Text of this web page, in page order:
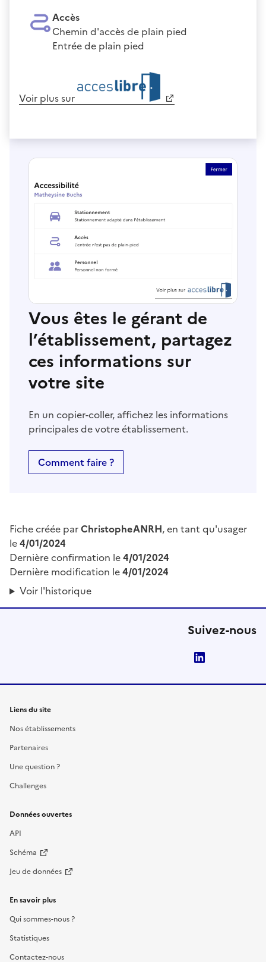
Accès
Chemin d'accès de plain pied
Entrée de plain pied
Voir plus sur
Vous êtes le gérant de
l’établissement, partagez
ces informations sur
votre site
En un copier-coller, affichez les informations
principales de votre établissement.
Comment faire ?
Fiche créée parChristopheANRH, en tant qu'usager
le4/01/2024
Dernière confirmation le4/01/2024
Dernière modification le4/01/2024
Voir l'historique
Suivez-nous
Liens du site
Nos établissements
Partenaires
Une question ?
Challenges
Données ouvertes
API
Schéma
Jeu de données
En savoir plus
Qui sommes-nous ?
Statistiques
Contactez-nous